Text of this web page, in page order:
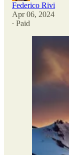
Federico Rivi
Apr 06, 2024
∙ Paid